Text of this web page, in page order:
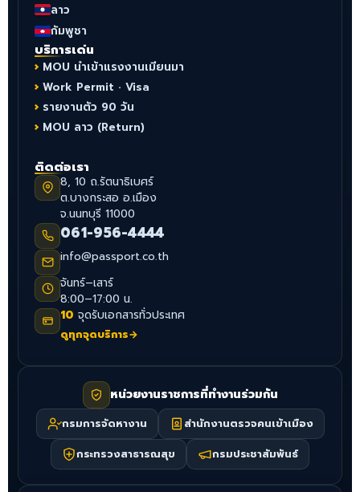
ลาว
กัมพูชา
บริการเด่น
MOU นำเข้าแรงงานเมียนมา
Work Permit · Visa
รายงานตัว 90 วัน
MOU ลาว (Return)
ติดต่อเรา
8, 10 ถ.รัตนาธิเบศร์
ต.บางกระสอ อ.เมือง
จ.นนทบุรี 11000
061-956-4444
info@passport.co.th
จันทร์–เสาร์
8:00–17:00 น.
10 จุดรับเอกสารทั่วประเทศ
ดูทุกจุดบริการ→
หน่วยงานราชการที่ทำงานร่วมกัน
กรมการจัดหางาน
สำนักงานตรวจคนเข้าเมือง
กระทรวงสาธารณสุข
กรมประชาสัมพันธ์